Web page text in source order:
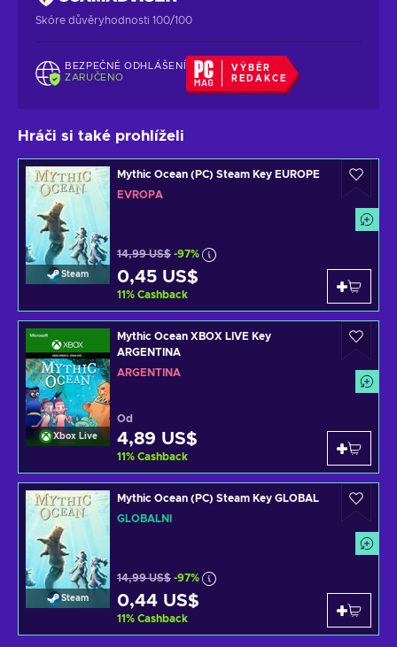
Skóre důvěryhodnosti 100/100
BEZPEČNÉ ODHLÁŠENÍ
ZARUČENO
VÝBĚR
REDAKCE
Hráči si také prohlíželi
Steam
Mythic Ocean (PC) Steam Key EUROPE
EVROPA
14,99 US$ -97%
0,45 US$
11% Cashback
Xbox Live
Mythic Ocean XBOX LIVE Key
ARGENTINA
ARGENTINA
Od
4,89 US$
11% Cashback
Steam
Mythic Ocean (PC) Steam Key GLOBAL
GLOBÁLNÍ
14,99 US$ -97%
0,44 US$
11% Cashback